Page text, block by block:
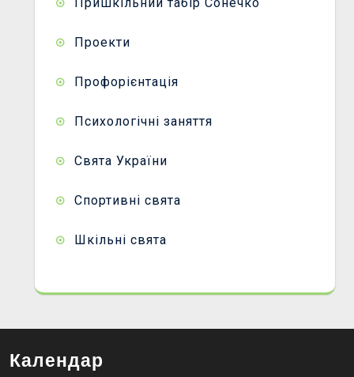
Проекти
Профорієнтація
Психологічні заняття
Свята України
Спортивні свята
Шкільні свята
Календар